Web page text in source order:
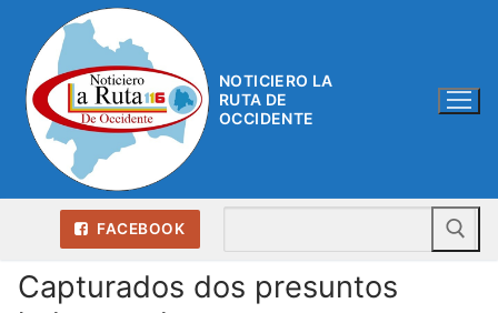
contenido
NOTICIERO LA
RUTA DE
OCCIDENTE
FACEBOOK
Capturados dos presuntos